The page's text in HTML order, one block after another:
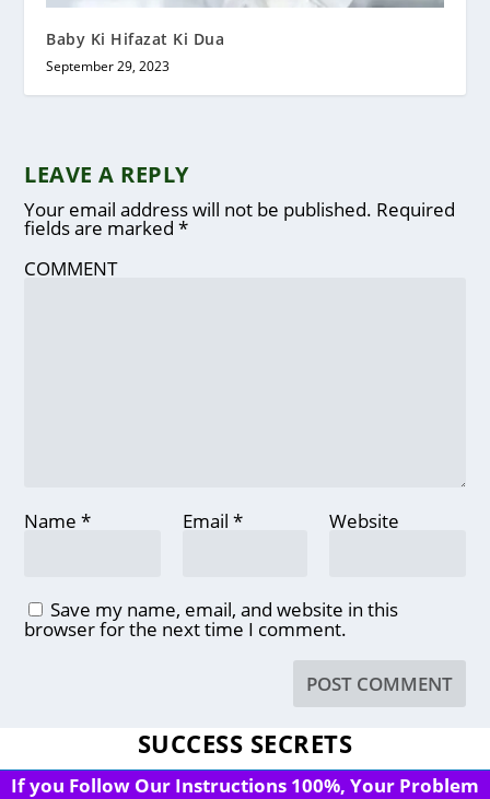
Baby Ki Hifazat Ki Dua
September 29, 2023
LEAVE A REPLY
Your email address will not be published. Required
fields are marked*
COMMENT
Name* Email * Website
Save my name, email, and website in this
browser for the next time I comment.
SUCCESS SECRETS
If you Follow Our Instructions 100%, Your Problem